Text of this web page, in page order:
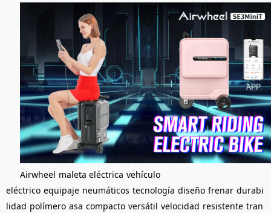
Airwheel maleta eléctrica vehículo
eléctrico equipaje neumáticos tecnología diseño frenar durabi
lidad polímero asa compacto versátil velocidad resistente tran